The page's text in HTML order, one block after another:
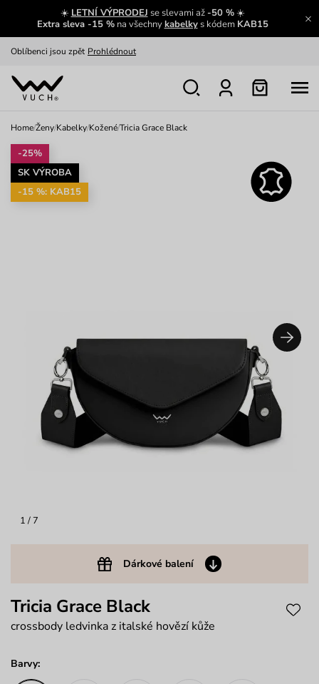
☀️ LETNÍ VÝPRODEJ se slevami až -50 %☀️
Extra sleva -15 %na všechnykabelkys kódem KAB15
Výměna a vrácení zdarma Zobrazit
Oblíbenci jsou zpět Prohlédnout
Nech se inspirovat
Home/Ženy/Kabelky/Kožené/Tricia Grace Black
1 / 7
Dárkové balení
-25%
SK VÝROBA
-15 %: KAB15
Tricia Grace Black
crossbody ledvinka z italské hovězí kůže
Barvy: